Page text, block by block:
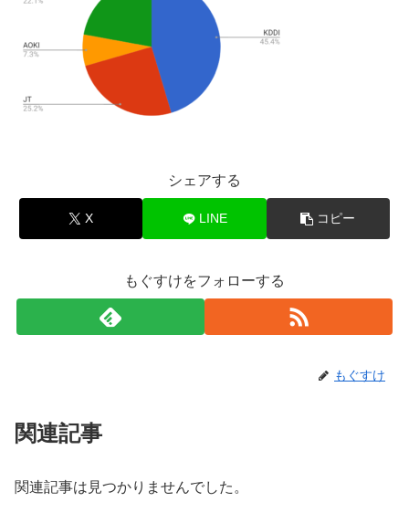
シェアする
X LINE コピー
もぐすけをフォローする
もぐすけ
関連記事
関連記事は見つかりませんでした。